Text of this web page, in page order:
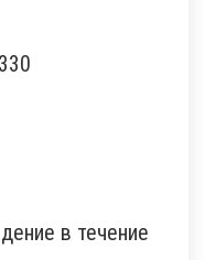
в течение